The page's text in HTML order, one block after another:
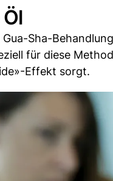
Sha-
für diese
Effekt sorgt.